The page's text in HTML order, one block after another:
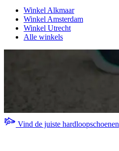
Winkel Alkmaar
Winkel Amsterdam
Winkel Utrecht
Alle winkels
Vind de juiste hardloopschoenen